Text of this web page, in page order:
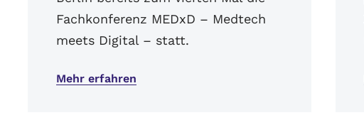
Fachkonferenz MEDxD – Medtech
meets Digital – statt.
Mehr erfahren